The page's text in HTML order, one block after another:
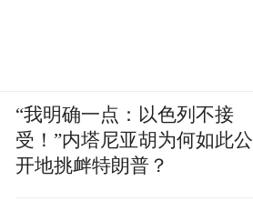
“我明确一点：以色列不接
受！”内塔尼亚胡为何如此公
开地挑衅特朗普？